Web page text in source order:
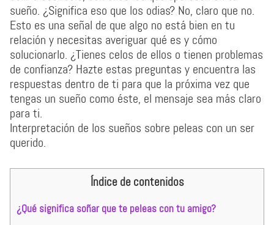
sueño. ¿Significa eso que los odias? No, claro que no.
Esto es una señal de que algo no está bien en tu
relación y necesitas averiguar qué es y cómo
solucionarlo. ¿Tienes celos de ellos o tienen problemas
de confianza? Hazte estas preguntas y encuentra las
respuestas dentro de ti para que la próxima vez que
tengas un sueño como éste, el mensaje sea más claro
para ti.
Interpretación de los sueños sobre peleas con un ser
querido.
Índice de contenidos
¿Qué significa soñar que te peleas con tu amigo?